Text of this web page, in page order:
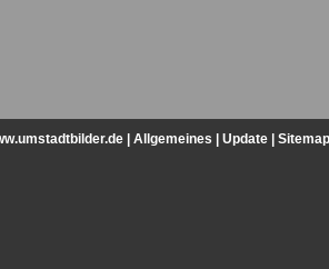
| Allgemeines Update Sitemap